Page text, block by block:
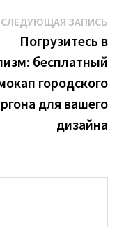
СЛЕДУЮЩАЯ ЗАПИСЬ
Погрузитесь в
бесплатный
городского
для вашего
дизайна